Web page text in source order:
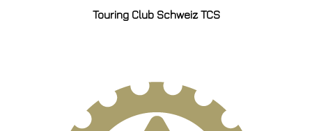
Touring Club Schweiz TCS